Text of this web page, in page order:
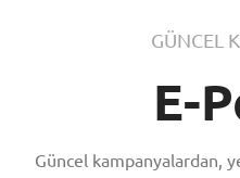
GÜNCEL
E-
Güncel kampanyalardan,